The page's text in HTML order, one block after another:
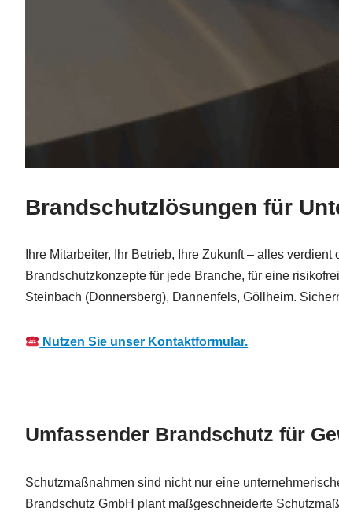
Brandschutzlösungen für
Ihre Mitarbeiter, Ihr Betrieb, Ihre Zukunft – alles
Brandschutzkonzepte für jede Branche, für eine
Steinbach (Donnersberg), Dannenfels, Göllheim.
Nutzen Sie unser Kontaktformular.
Umfassender Brandschutz für
Schutzmaßnahmen sind nicht nur eine
Brandschutz GmbH plant maßgeschneiderte